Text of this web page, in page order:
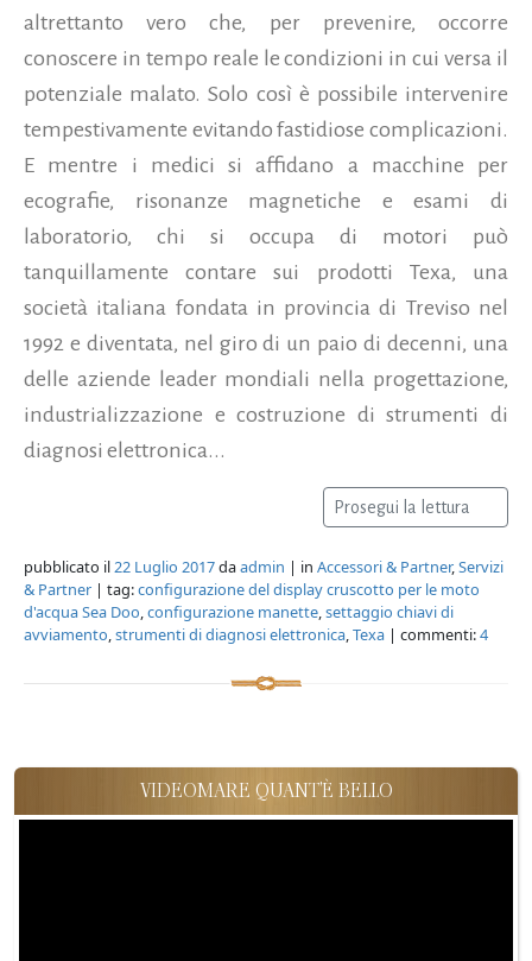
altrettanto vero che, per prevenire, occorre
conoscere in tempo reale le condizioni in cui versa il
potenziale malato. Solo così è possibile intervenire
tempestivamente evitando fastidiose complicazioni.
E mentre i medici si affidano a macchine per
ecografie, risonanze magnetiche e esami di
laboratorio, chi si occupa di motori può
tanquillamente contare sui prodotti Texa, una
società italiana fondata in provincia di Treviso nel
1992 e diventata, nel giro di un paio di decenni, una
delle aziende leader mondiali nella progettazione,
industrializzazione e costruzione di strumenti di
diagnosi elettronica...
Prosegui la lettura
pubblicato il22 Luglio 2017daadmin | in Accessori & Partner,Servizi
& Partner | tag:configurazione del display cruscotto per le moto
d'acqua Sea Doo,configurazione manette,settaggio chiavi di
avviamento,strumenti di diagnosi elettronica,Texa | commenti:4
VIDEOMARE QUANT'È BELLO